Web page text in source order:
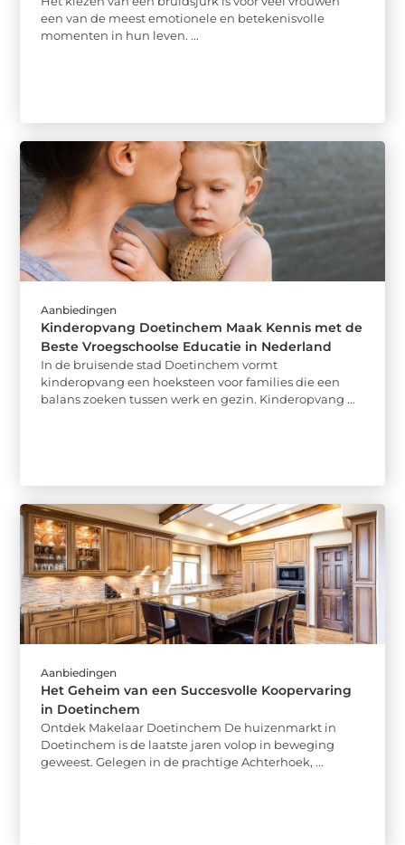
een van de meest emotionele en betekenisvolle
momenten in hun leven. ...
Aanbiedingen
Kinderopvang Doetinchem Maak Kennis met de
Beste Vroegschoolse Educatie in Nederland
In de bruisende stad Doetinchem vormt
kinderopvang een hoeksteen voor families die een
balans zoeken tussen werk en gezin. Kinderopvang ...
Aanbiedingen
Het Geheim van een Succesvolle Koopervaring
in Doetinchem
Ontdek Makelaar Doetinchem De huizenmarkt in
Doetinchem is de laatste jaren volop in beweging
geweest. Gelegen in de prachtige Achterhoek, ...